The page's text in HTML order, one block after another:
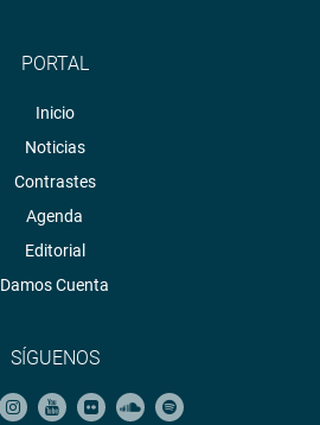
PORTAL
Inicio
Noticias
Contrastes
Agenda
Editorial
Damos Cuenta
SÍGUENOS